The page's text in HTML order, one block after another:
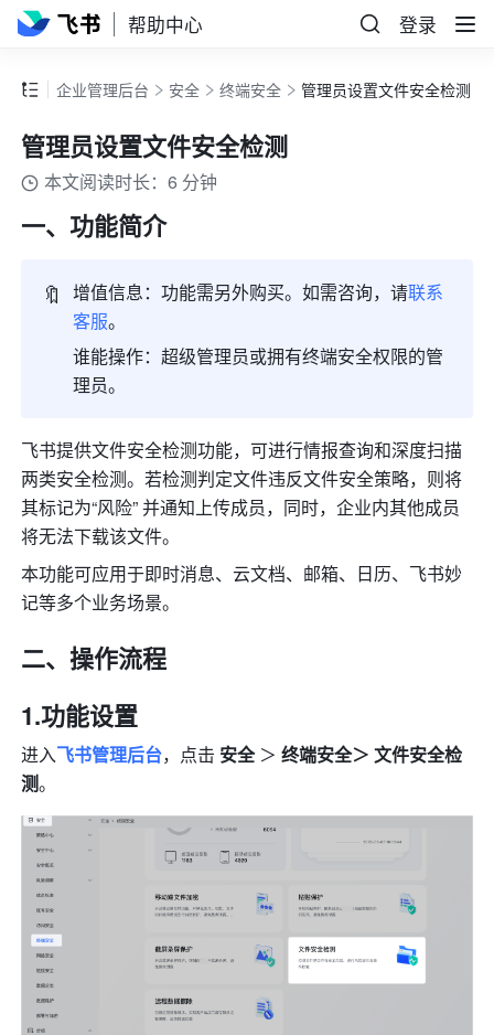
帮助中心 登录
企业管理后台 安全 终端安全 管理员设置文件安全检测
管理员设置文件安全检测
本文阅读时长：6 分钟
一、功能简介
🔖 增值信息：功能需另外购买。如需咨询，请联系
客服。
谁能操作：超级管理员或拥有终端安全权限的管
理员。
飞书提供文件安全检测功能，可进行情报查询和深度扫描
两类安全检测。若检测判定文件违反文件安全策略，则将
其标记为“风险” 并通知上传成员，同时，企业内其他成员
将无法下载该文件。
本功能可应用于即时消息、云文档、邮箱、日历、飞书妙
记等多个业务场景。
二、操作流程
1.功能设置
进入飞书管理后台，点击 安全 ＞ 终端安全＞ 文件安全检
测。